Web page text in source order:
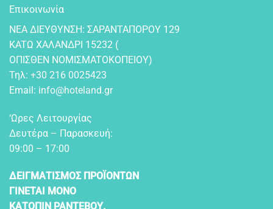
Επικοινωνία
NEA ΔIEYΘYNΣH: ΣAPANTAΠOPOY 129
KATΩ XAΛANΔPI 15232 (
OΠIΣΘEN NOMIΣMATOKOΠEIOY)
Τηλ: +30 216 0025423
Email: info@hoteland.gr
‘Ωρες Λειτουργίας
Δευτέρα – Παρασκευή:
09:00 – 17:00
ΔΕΙΓΜΑΤΙΣΜΟΣ ΠΡΟΪΟΝΤΩΝ
ΓΙΝΕΤΑΙ ΜΟΝΟ
ΚΑΤΟΠΙΝ ΡΑΝΤΕΒΟΥ.